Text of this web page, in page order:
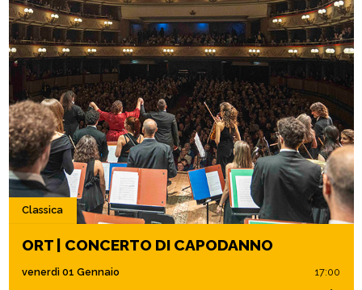
Classica
ORT | CONCERTO DI CAPODANNO
venerdì 01 Gennaio 17:00